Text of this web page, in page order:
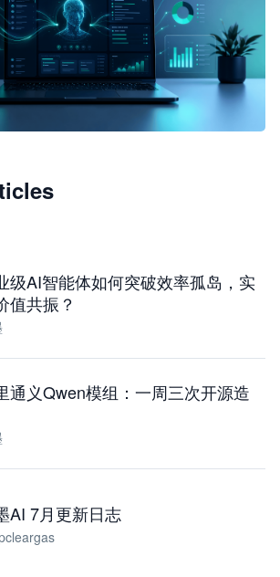
AI Agent 工作台
级AI智能体如何突破效率孤岛，实
值共振？
通义Qwen模组：一周三次开源造
AI 7月更新日志